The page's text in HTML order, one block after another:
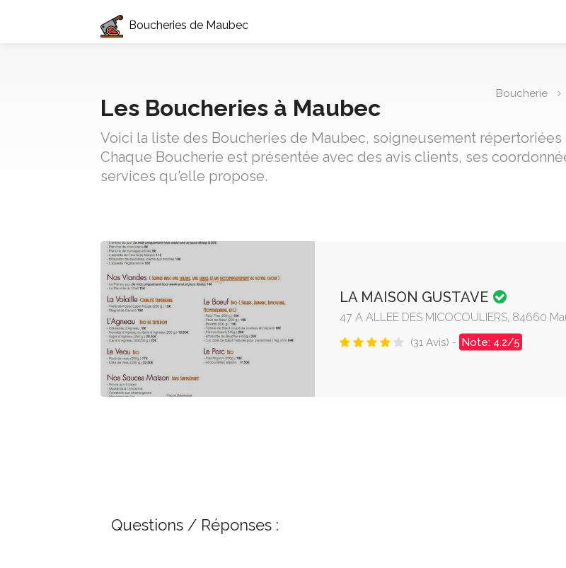
Boucheries de Maubec
Boucherie
Les Boucheries à Maubec
Voici la liste des Boucheries de Maubec, soigneusement
Chaque Boucherie est présentée avec des avis clients, ses
services qu'elle propose.
LA MAISON GUSTAVE
47 A ALLEE DES MICOCOULIERS, 84660
(31 Avis) - Note: 4.2/5
Questions / Réponses :